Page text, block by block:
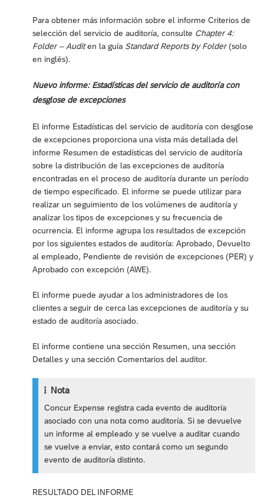
Para obtener más información sobre el informe Criterios de
selección del servicio de auditoría, consulte Chapter 4:
Folder – Auditen la guía Standard Reports by Folder(solo
en inglés).
Nuevo informe: Estadísticas del servicio de auditoría con
desglose de excepciones
El informe Estadísticas del servicio de auditoría con desglose
de excepciones proporciona una vista más detallada del
informe Resumen de estadísticas del servicio de auditoría
sobre la distribución de las excepciones de auditoría
encontradas en el proceso de auditoría durante un período
de tiempo especificado. El informe se puede utilizar para
realizar un seguimiento de los volúmenes de auditoría y
analizar los tipos de excepciones y su frecuencia de
ocurrencia. El informe agrupa los resultados de excepción
por los siguientes estados de auditoría: Aprobado, Devuelto
al empleado, Pendiente de revisión de excepciones (PER) y
Aprobado con excepción (AWE).
El informe puede ayudar a los administradores de los
clientes a seguir de cerca las excepciones de auditoría y su
estado de auditoría asociado.
El informe contiene una sección Resumen, una sección
Detalles y una sección Comentarios del auditor.
Nota
Concur Expense registra cada evento de auditoría
asociado con una nota como auditoría. Si se devuelve
un informe al empleado y se vuelve a auditar cuando
se vuelve a enviar, esto contará como un segundo
evento de auditoría distinto.
RESULTADO DEL INFORME